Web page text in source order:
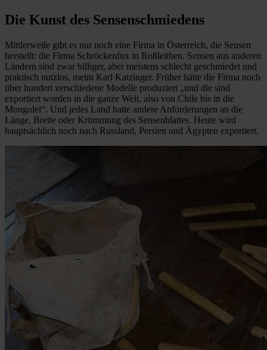
Die Kunst des Sensenschmiedens
Mittlerweile gibt es nur noch eine Firma in Österreich, die Sensen
herstellt: die Firma Schröckenfux in Roßleithen. Sensen aus anderen
Ländern sind zwar billiger, aber meistens schlecht geschmiedet und
praktisch nutzlos, meint Karl Katzinger. Früher hätte die Firma noch
über hundert verschiedene Modelle produziert „und die sind
exportiert worden in die ganze Welt, also von Chile bis in die
Mongolei“. Und jedes Land hatte andere Anforderungen an die
Länge, Breite oder Krümmung des Sensenblattes. Heute wird
hauptsächlich noch nach Russland, Persien und Ägypten exportiert.